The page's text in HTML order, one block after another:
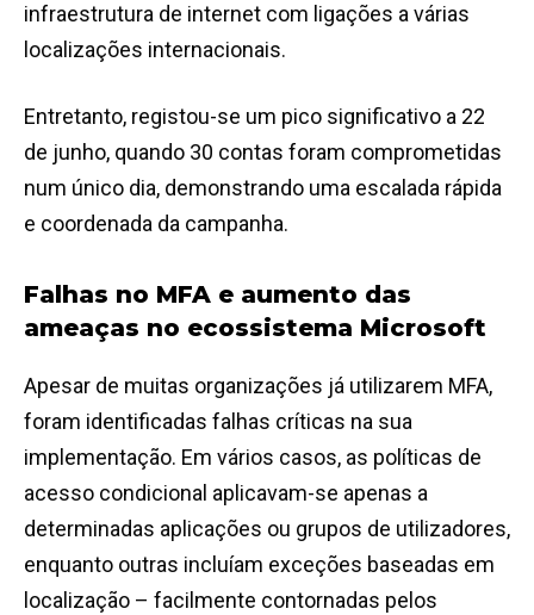
infraestrutura de internet com ligações a várias
localizações internacionais.
Entretanto, registou-se um pico significativo a 22
de junho, quando 30 contas foram comprometidas
num único dia, demonstrando uma escalada rápida
e coordenada da campanha.
Falhas no MFA e aumento das
ameaças no ecossistema Microsoft
Apesar de muitas organizações já utilizarem MFA,
foram identificadas falhas críticas na sua
implementação. Em vários casos, as políticas de
acesso condicional aplicavam-se apenas a
determinadas aplicações ou grupos de utilizadores,
enquanto outras incluíam exceções baseadas em
localização – facilmente contornadas pelos